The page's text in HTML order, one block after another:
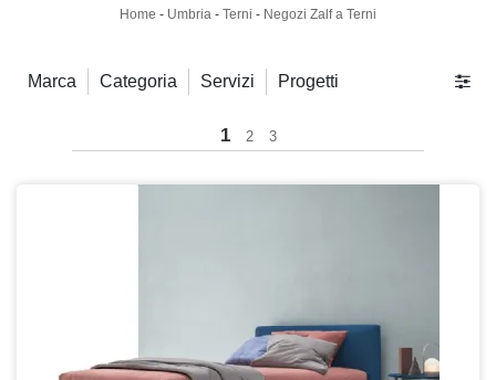
Home - Umbria - Terni - Negozi Zalf a Terni
Marca Categoria Servizi Progetti
1 2 3